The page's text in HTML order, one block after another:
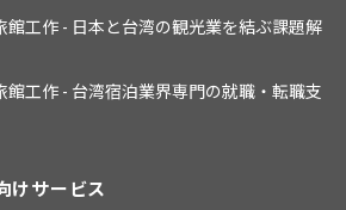
館工作 - 日本と台湾の観光業を結ぶ課題解
館工作 - 台湾宿泊業界専門の就職・転職支
けサービス